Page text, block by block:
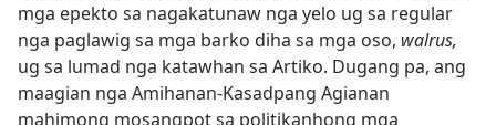
mga epekto sa nagakatunaw nga yelo ug sa regular
nga paglawig sa mga barko diha sa mga oso, walrus,
ug sa lumad nga katawhan sa Artiko. Dugang pa, ang
maagian nga Amihanan-Kasadpang Agianan
mahimong mosangpot sa politikanhong mga